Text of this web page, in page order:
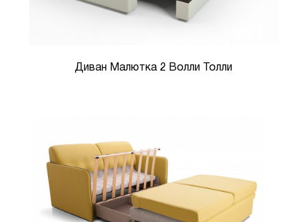
Диван Малютка 2 Волли Толли